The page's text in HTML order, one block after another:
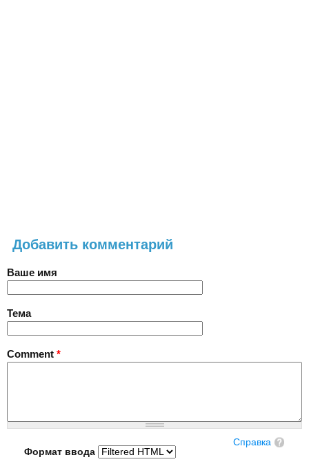
Добавить комментарий
Ваше имя
Тема
Comment *
Справка
Формат ввода